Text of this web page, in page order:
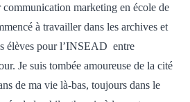
communication marketing en école de
à travailler dans les archives et
élèves pour l’INSEAD entre
Je suis tombée amoureuse de la cité
de ma vie là-bas, toujours dans le